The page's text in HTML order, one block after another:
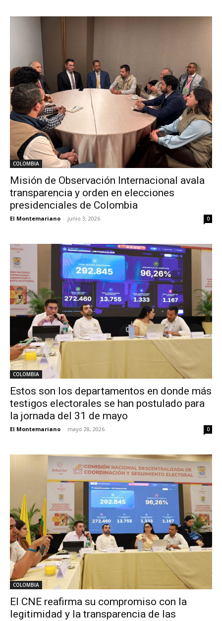
COLOMBIA
Misión de Observación Internacional avala
transparencia y orden en elecciones
presidenciales de Colombia
El Montemariano - junio 3, 2026 0
COLOMBIA
Estos son los departamentos en donde más
testigos electorales se han postulado para
la jornada del 31 de mayo
El Montemariano - mayo 28, 2026 0
COLOMBIA
El CNE reafirma su compromiso con la
legitimidad y la transparencia de las